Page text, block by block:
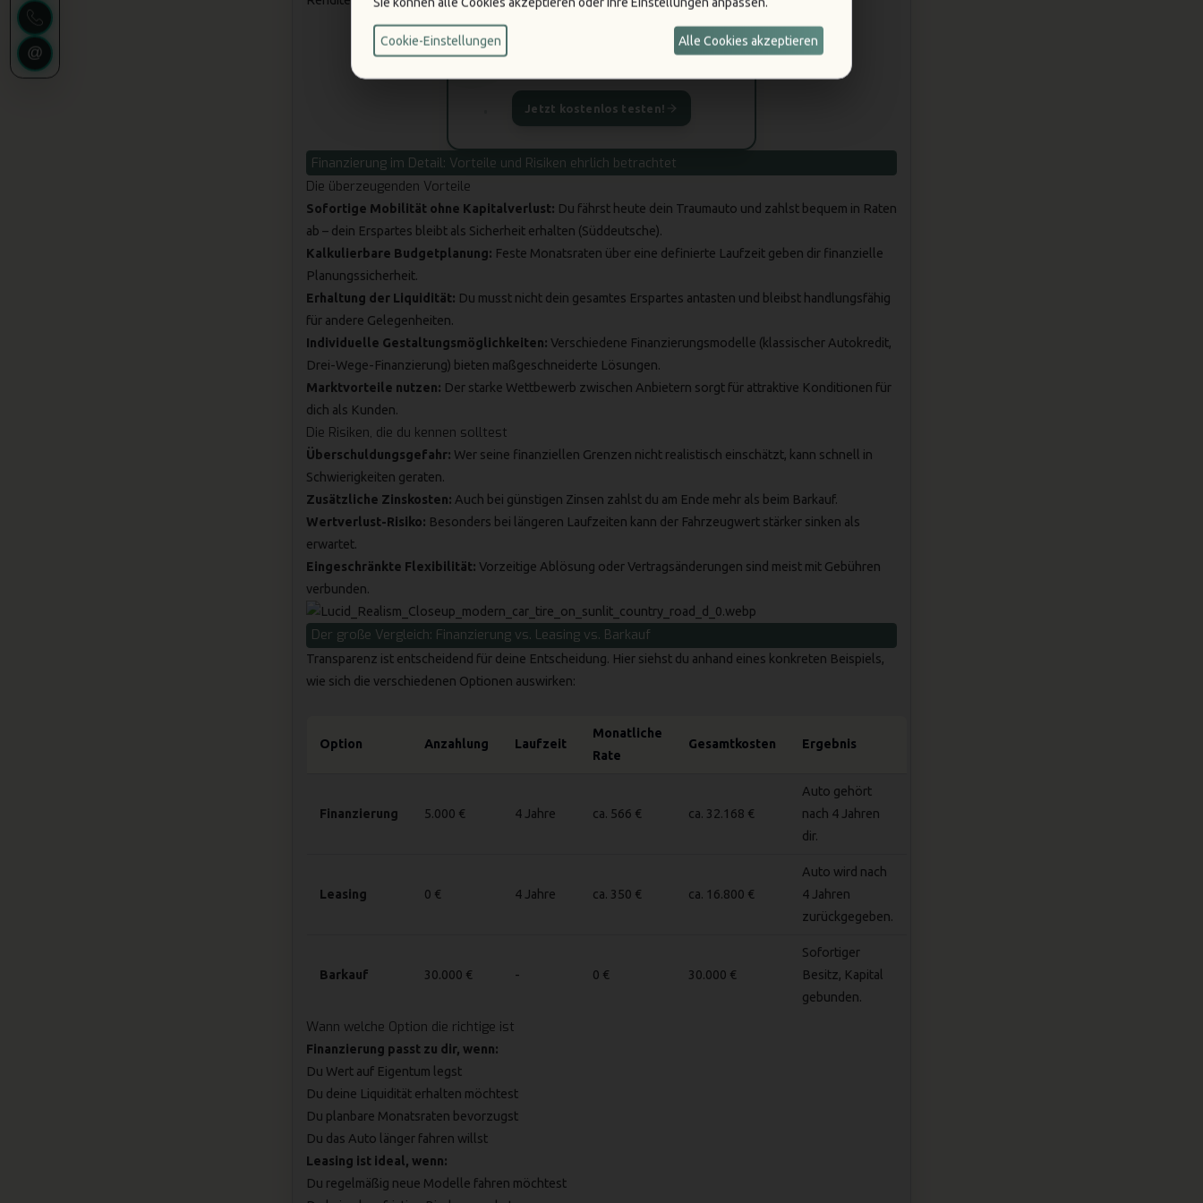
Jetzt kostenlos testen!
Finanzierung im Detail: Vorteile und Risiken ehrlich betrachtet
Die überzeugenden Vorteile
Sofortige Mobilität ohne Kapitalverlust: Du fährst heute dein Traumauto und zahlst bequem in Raten
ab – dein Erspartes bleibt als Sicherheit erhalten (Süddeutsche).
Kalkulierbare Budgetplanung: Feste Monatsraten über eine definierte Laufzeit geben dir finanzielle
Planungssicherheit.
Erhaltung der Liquidität: Du musst nicht dein gesamtes Erspartes antasten und bleibst handlungsfähig
für andere Gelegenheiten.
Individuelle Gestaltungsmöglichkeiten: Verschiedene Finanzierungsmodelle (klassischer Autokredit,
Drei-Wege-Finanzierung) bieten maßgeschneiderte Lösungen.
Marktvorteile nutzen: Der starke Wettbewerb zwischen Anbietern sorgt für attraktive Konditionen für
dich als Kunden.
Die Risiken, die du kennen solltest
Überschuldungsgefahr: Wer seine finanziellen Grenzen nicht realistisch einschätzt, kann schnell in
Schwierigkeiten geraten.
Zusätzliche Zinskosten: Auch bei günstigen Zinsen zahlst du am Ende mehr als beim Barkauf.
Wertverlust-Risiko: Besonders bei längeren Laufzeiten kann der Fahrzeugwert stärker sinken als
erwartet.
Eingeschränkte Flexibilität: Vorzeitige Ablösung oder Vertragsänderungen sind meist mit Gebühren
verbunden.
Der große Vergleich: Finanzierung vs. Leasing vs. Barkauf
Transparenz ist entscheidend für deine Entscheidung. Hier siehst du anhand eines konkreten Beispiels,
wie sich die verschiedenen Optionen auswirken:
Option Anzahlung Laufzeit
Monatliche
Rate
Gesamtkosten Ergebnis
Finanzierung 5.000 € 4 Jahre ca. 566 € ca. 32.168 €
Auto gehört
nach 4 Jahren
dir.
Leasing 0 € 4 Jahre ca. 350 € ca. 16.800 €
Auto wird nach
4 Jahren
zurückgegeben.
Barkauf 30.000 € - 0 € 30.000 €
Sofortiger
Besitz, Kapital
gebunden.
Wann welche Option die richtige ist
Finanzierung passt zu dir, wenn:
Du Wert auf Eigentum legst
Du deine Liquidität erhalten möchtest
Du planbare Monatsraten bevorzugst
Du das Auto länger fahren willst
Leasing ist ideal, wenn:
Du regelmäßig neue Modelle fahren möchtest
Cookie-Einstellungen Alle Cookies akzeptieren